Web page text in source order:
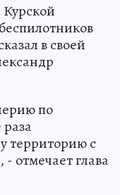
в своей
по
территорию с
отмечает глава